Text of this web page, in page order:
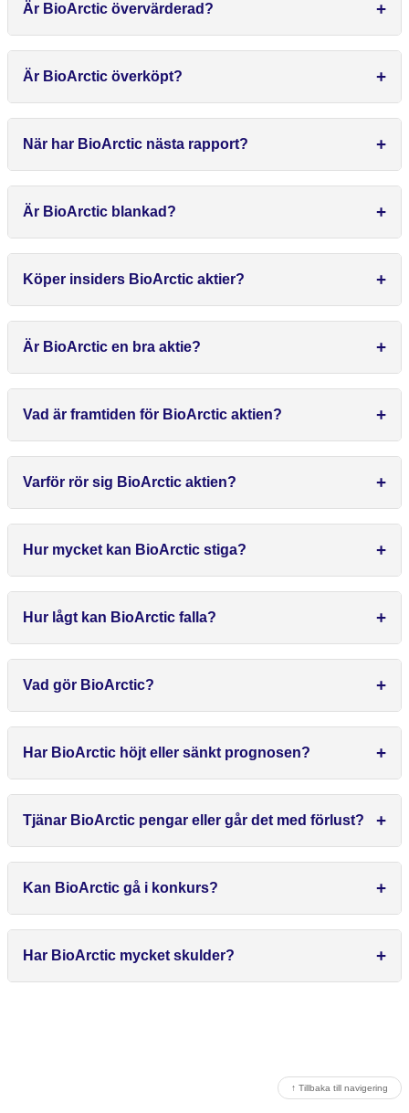
Är BioArctic övervärderad?
Är BioArctic överköpt?
När har BioArctic nästa rapport?
Är BioArctic blankad?
Köper insiders BioArctic aktier?
Är BioArctic en bra aktie?
Vad är framtiden för BioArctic aktien?
Varför rör sig BioArctic aktien?
Hur mycket kan BioArctic stiga?
Hur lågt kan BioArctic falla?
Vad gör BioArctic?
Har BioArctic höjt eller sänkt prognosen?
Tjänar BioArctic pengar eller går det med förlust?
Kan BioArctic gå i konkurs?
Har BioArctic mycket skulder?
↑ Tillbaka till navigering